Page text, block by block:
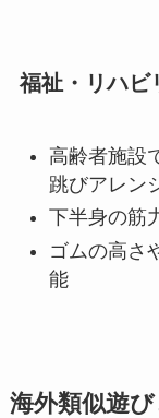
福祉・リハビ
高齢者施設
跳びアレン
下半身の筋
ゴムの高さ
能
海外類似遊